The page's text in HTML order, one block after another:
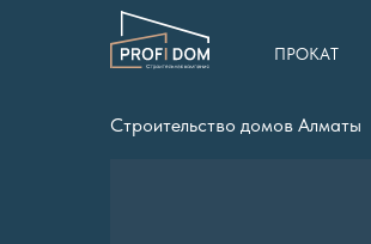
ПРОКАТ
Строительство домов Алматы